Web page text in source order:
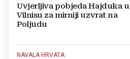
Uvjerljiva pobjeda Hajduka u
Vilnisu za mirniji uzvrat na
Poljudu
NAVALA HRVATA